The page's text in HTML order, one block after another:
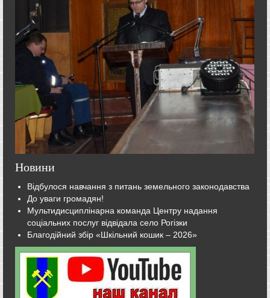
Новини
Відбулося навчання з питань земельного законодавства
До уваги громадян!
Мультидисциплінарна команда Центру надання
соціальних послуг відвідала село Рогізки
Благодійний збір «Шкільний кошик – 2026»